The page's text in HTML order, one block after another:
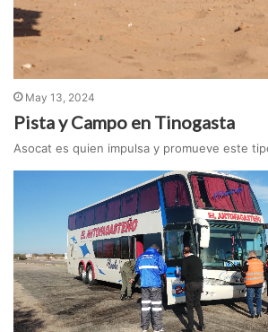
May 13, 2024
Pista y Campo en Tinogasta
Asocat es quien impulsa y promueve este